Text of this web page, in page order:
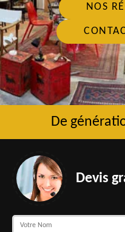
NOS
De
Devis